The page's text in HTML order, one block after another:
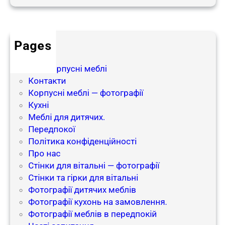
з
Pages
Інші корпусні меблі
Контакти
Корпусні меблі — фотографії
Кухні
Меблі для дитячих.
Передпокої
Політика конфіденційності
Про нас
Стінки для вітальні — фотографії
Стінки та гірки для вітальні
Фотографії дитячих меблів
Фотографії кухонь на замовлення.
Фотографії меблів в передпокій​